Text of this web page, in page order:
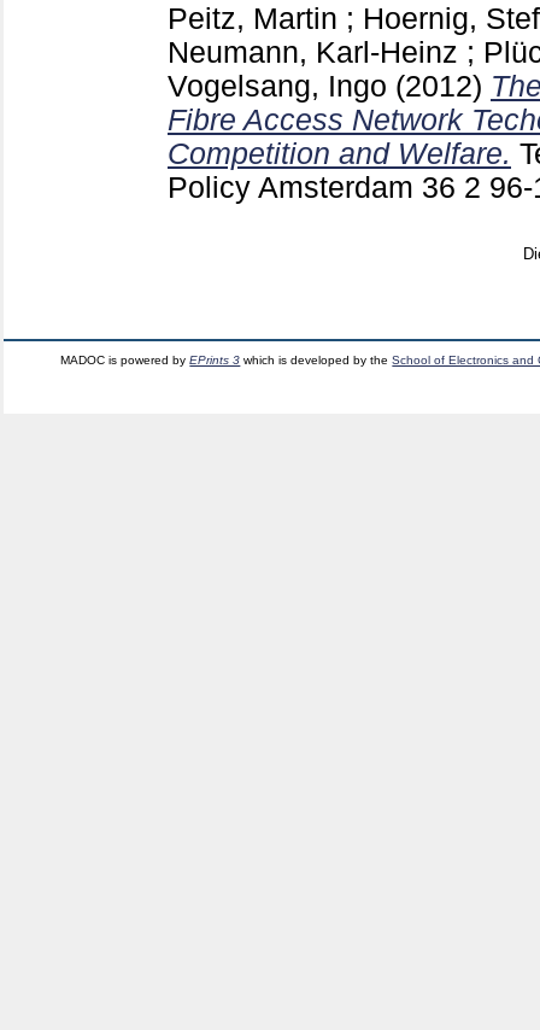
Peitz, Martin ; Hoernig,
Neumann, Karl-Heinz ;
Vogelsang, Ingo (2012)
Fibre Access Network
Competition and Welfare.
Policy Amsterdam 36 2
MADOC is powered byEPrints 3 which is developed by theSchool of Electronics and